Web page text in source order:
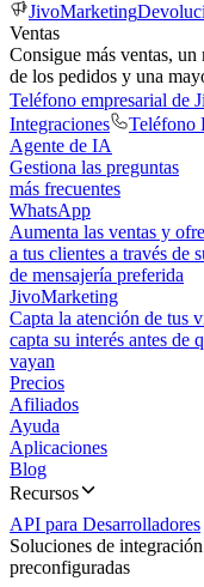
JivoMarketing
Ventas
Consigue más ventas,
de los pedidos y una
Teléfono empresarial de
Integraciones
Teléfono
Agente de IA
Gestiona las preguntas
más frecuentes
WhatsApp
Aumenta las ventas y
a tus clientes a través de
de mensajería preferida
JivoMarketing
Capta la atención de tus
capta su interés antes de
vayan
Precios
Afiliados
Ayuda
Aplicaciones
Blog
Recursos
API para Desarrolladores
Soluciones de integración
preconfiguradas